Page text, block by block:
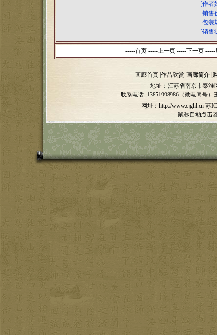
[作者
[销售
[包装
[销售
-----首页 -----上一页 -----下一页 -----
画廊首页 作品欣赏 画廊简介
地址：江苏省南京市秦淮
联系电话: 13851998986（微电同号）
网址：http://www.cjghl.cn 苏
鼠标自动点击